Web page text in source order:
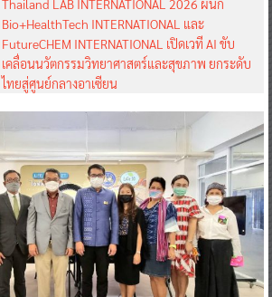
Thailand LAB INTERNATIONAL 2026 ผนึก
Bio+HealthTech INTERNATIONAL และ
FutureCHEM INTERNATIONAL เปิดเวที AI ขับ
เคลื่อนนวัตกรรมวิทยาศาสตร์และสุขภาพ ยกระดับ
ไทยสู่ศูนย์กลางอาเซียน